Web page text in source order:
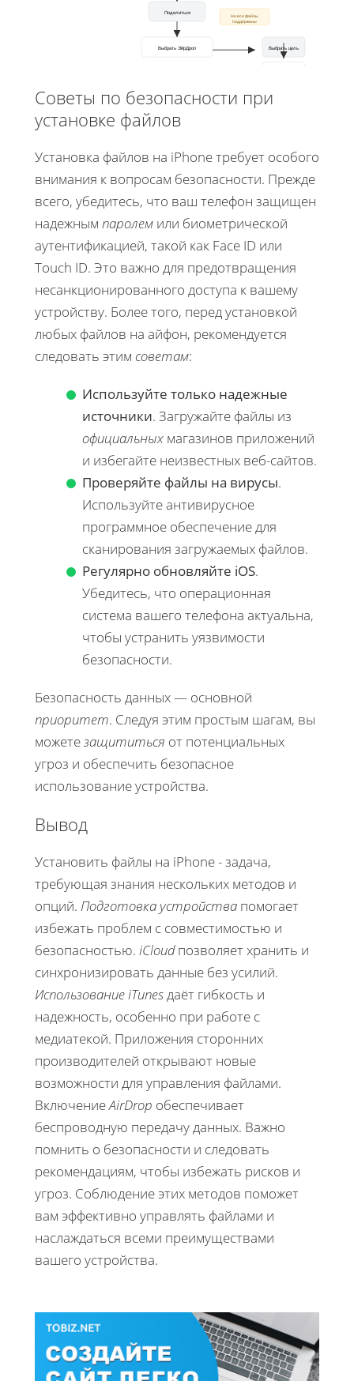
Поделиться
Выбрать ЭйрДроп Выбрать цель
Не все файлы
поддержаны
Советы по безопасности при
установке файлов
Установка файлов на iPhone требует особого
внимания к вопросам безопасности. Прежде
всего, убедитесь, что ваш телефон защищен
надежным паролем или биометрической
аутентификацией, такой как Face ID или
Touch ID. Это важно для предотвращения
несанкционированного доступа к вашему
устройству. Более того, перед установкой
любых файлов на айфон, рекомендуется
следовать этим советам:
Используйте только надежные
источники. Загружайте файлы из
официальных магазинов приложений
и избегайте неизвестных веб-сайтов.
Проверяйте файлы на вирусы.
Используйте антивирусное
программное обеспечение для
сканирования загружаемых файлов.
Регулярно обновляйте iOS.
Убедитесь, что операционная
система вашего телефона актуальна,
чтобы устранить уязвимости
безопасности.
Безопасность данных — основной
приоритет. Следуя этим простым шагам, вы
можетезащититься от потенциальных
угроз и обеспечить безопасное
использование устройства.
Вывод
Установить файлы на iPhone - задача,
требующая знания нескольких методов и
опций. Подготовка устройства помогает
избежать проблем с совместимостью и
безопасностью. iCloudпозволяет хранить и
синхронизировать данные без усилий.
Использование iTunesдаёт гибкость и
надежность, особенно при работе с
медиатекой. Приложения сторонних
производителей открывают новые
возможности для управления файлами.
ВключениеAirDrop обеспечивает
беспроводную передачу данных. Важно
помнить о безопасности и следовать
рекомендациям, чтобы избежать рисков и
угроз. Соблюдение этих методов поможет
вам эффективно управлять файлами и
наслаждаться всеми преимуществами
вашего устройства.